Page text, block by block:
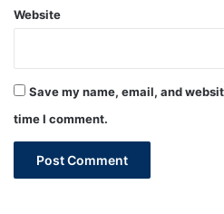
Website
Save my name, email, and
time I comment.